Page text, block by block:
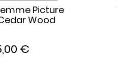
Picture
Wood
€